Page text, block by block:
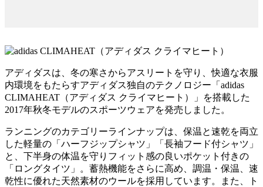
アディダスは、冬の寒さからアスリートを守り、快適な衣服
内環境をもたらすアディダス独自のテクノロジー「adidas
CLIMAHEAT（アディダス クライマヒート）」を搭載した
2017年秋冬モデルのスポーツウェアを発売しました。
ランニングのカテゴリーラインナップは、保温と速乾を両立
した軽量の「ハーフジップシャツ」「長袖フード付シャツ」
と、下半身の体温を守りフィット感の良いポケット付きの
「ロングタイツ」。蓄熱機能をさらに高め、調温・保温、速
乾性に優れた天然素材のウールを採用しています。また、ト